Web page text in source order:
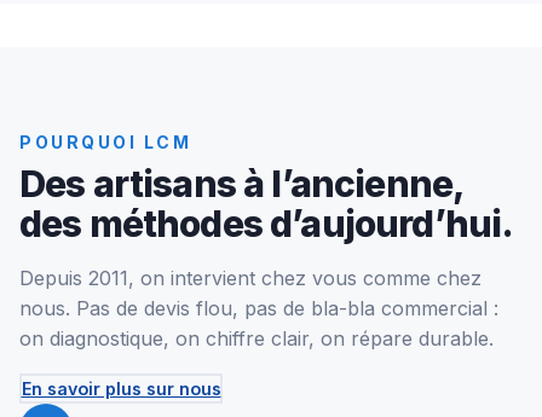
POURQUOI LCM
Des artisans à l’ancienne,
des méthodes d’aujourd’hui.
Depuis 2011, on intervient chez vous comme chez
nous. Pas de devis flou, pas de bla-bla commercial :
on diagnostique, on chiffre clair, on répare durable.
En savoir plus sur nous